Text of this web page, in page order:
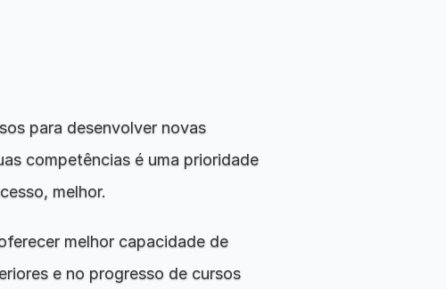
para desenvolver novas
competências é uma prioridade
melhor.
melhor capacidade de
e no progresso de cursos